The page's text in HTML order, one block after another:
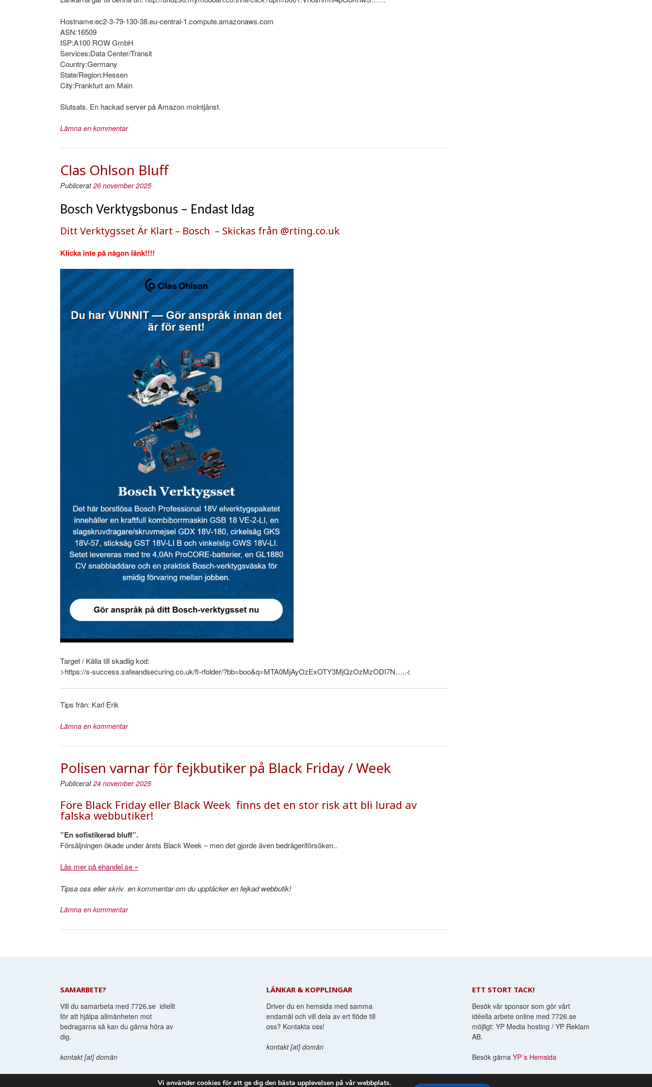
Hostname:ec2-3-79-130-38.eu-central-1.compute.amazonaws.com
ASN:16509
ISP:A100 ROW GmbH
Services:Data Center/Transit
Country:Germany
State/Region:Hessen
City:Frankfurt am Main
Slutsats. En hackad server på Amazon molntjänst.
Lämna en kommentar
Clas Ohlson Bluff
Publicerat26 november 2025
Bosch Verktygsbonus – Endast Idag
Ditt Verktygsset Är Klart – Bosch – Skickas från @rting.co.uk
Klicka inte på någon länk!!!!
Target / Källa till skadlig kod:
>https://s-success.safeandsecuring.co.uk/fl-rfolder/?bb=boo&q=MTA0MjAyOzExOTY3MjQzOzMzODI7N…..<
Tips från: Karl Erik
Lämna en kommentar
Polisen varnar för fejkbutiker på Black Friday / Week
Publicerat24 november 2025
Före Black Friday eller Black Week finns det en stor risk att bli lurad av
falska webbutiker!
”En sofistikerad bluff”.
Försäljningen ökade under årets Black Week – men det gjorde även bedrägeriförsöken..
Läs mer på ehandel.se »
Tipsa oss eller skriv en kommentar om du upptäcker en fejkad webbutik!
Lämna en kommentar
SAMARBETE?
Vill du samarbeta med 7726.se idiellt
för att hjälpa allmänheten mot
bedragarna så kan du gärna höra av
dig.
kontakt [at] domän
LÄNKAR & KOPPLINGAR
Driver du en hemsida med samma
endamål och vill dela av ert flöde till
oss? Kontakta oss!
kontakt [at] domän
ETT STORT TACK!
Besök vår sponsor som gör vårt
idéella arbete online med 7726.se
möjligt: YP Media hosting / YP Reklam
AB.
Besök gärnaYP´s Hemsida
Vi använder cookies för att ge dig den bästa upplevelsen på vår webbplats.